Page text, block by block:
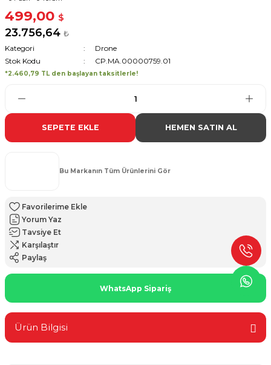
499,00 $
23.756,64 ₺
Kategori
Drone
Stok Kodu
CP.MA.00000759.01
*2.460,79 TL den başlayan taksitlerle!
SEPETE EKLE HEMEN SATIN AL
Bu Markanın Tüm Ürünlerini Gör
Yorum Yaz
Tavsiye Et
Karşılaştır
Paylaş
WhatsApp Sipariş
Ürün Bilgisi